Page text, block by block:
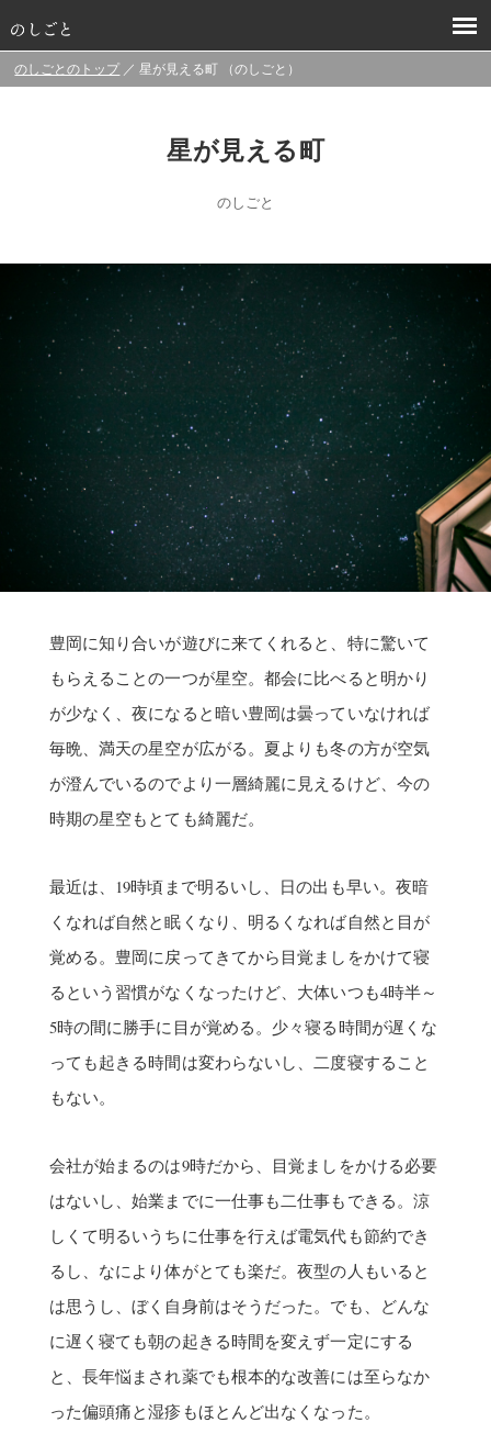
のしごとのトップ ／ 星が見える町 （のしごと）
星が見える町
のしごと
豊岡に知り合いが遊びに来てくれると、特に驚いて
もらえることの一つが星空。都会に比べると明かり
が少なく、夜になると暗い豊岡は曇っていなければ
毎晩、満天の星空が広がる。夏よりも冬の方が空気
が澄んでいるのでより一層綺麗に見えるけど、今の
時期の星空もとても綺麗だ。
最近は、19時頃まで明るいし、日の出も早い。夜暗
くなれば自然と眠くなり、明るくなれば自然と目が
覚める。豊岡に戻ってきてから目覚ましをかけて寝
るという習慣がなくなったけど、大体いつも4時半～
5時の間に勝手に目が覚める。少々寝る時間が遅くな
っても起きる時間は変わらないし、二度寝すること
もない。
会社が始まるのは9時だから、目覚ましをかける必要
はないし、始業までに一仕事も二仕事もできる。涼
しくて明るいうちに仕事を行えば電気代も節約でき
るし、なにより体がとても楽だ。夜型の人もいると
は思うし、ぼく自身前はそうだった。でも、どんな
に遅く寝ても朝の起きる時間を変えず一定にする
と、長年悩まされ薬でも根本的な改善には至らなか
った偏頭痛と湿疹もほとんど出なくなった。